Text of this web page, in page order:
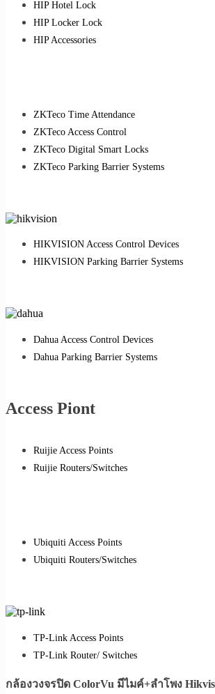
HIP Hotel Lock
HIP Locker Lock
HIP Accessories
ZKTeco Time Attendance
ZKTeco Access Control
ZKTeco Digital Smart Locks
ZKTeco Parking Barrier Systems
HIKVISION Access Control Devices
HIKVISION Parking Barrier Systems
Dahua Access Control Devices
Dahua Parking Barrier Systems
Access Piont
Ruijie Access Points
Ruijie Routers/Switches
Ubiquiti Access Points
Ubiquiti Routers/Switches
TP-Link Access Points
TP-Link Router/ Switches
กล้องวงจรปิด ColorVu มีไมค์+ลำโพง